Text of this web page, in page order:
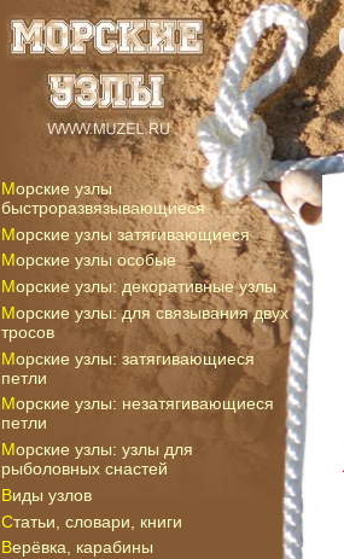
Морские узлы
быстроразвязывающиеся
Морские узлы затягивающиеся
Морские узлы особые
Морские узлы: декоративные узлы
Морские узлы: для связывания двух
тросов
Морские узлы: затягивающиеся
петли
Морские узлы: незатягивающиеся
петли
Морские узлы: узлы для
рыболовных снастей
Виды узлов
Статьи, словари, книги
Верёвка, карабины